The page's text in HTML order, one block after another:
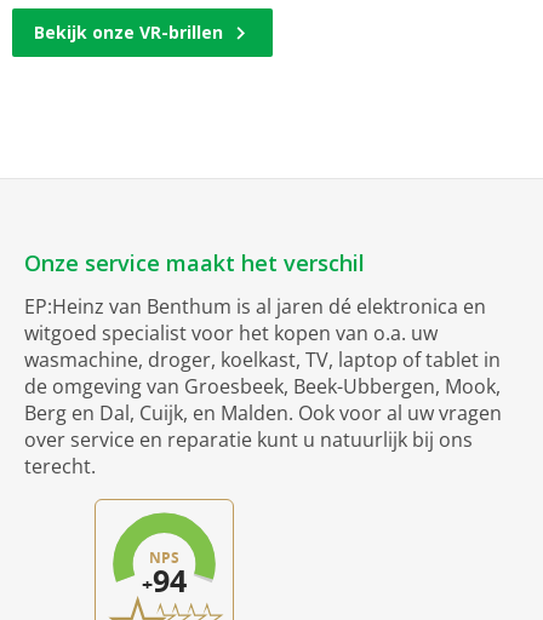
Bekijk onze VR-brillen
Onze service maakt het verschil
EP:Heinz van Benthum is al jaren dé elektronica en
witgoed specialist voor het kopen van o.a. uw
wasmachine, droger, koelkast, TV, laptop of tablet in
de omgeving van Groesbeek, Beek-Ubbergen, Mook,
Berg en Dal, Cuijk, en Malden. Ook voor al uw vragen
over service en reparatie kunt u natuurlijk bij ons
terecht.